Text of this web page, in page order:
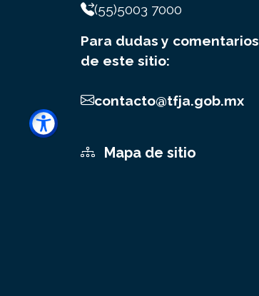
(55)5003 7000
Para dudas y comentarios
de este sitio:
contacto@tfja.gob.mx
Mapa de sitio